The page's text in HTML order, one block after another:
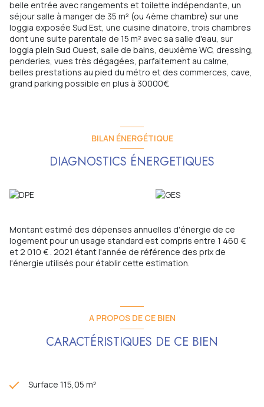
belle entrée avec rangements et toilette indépendante, un
séjour salle à manger de 35 m² (ou 4ème chambre) sur une
loggia exposée Sud Est, une cuisine dinatoire, trois chambres
dont une suite parentale de 15 m² avec sa salle d'eau, sur
loggia plein Sud Ouest, salle de bains, deuxième WC, dressing,
penderies, vues très dégagées, parfaitement au calme,
belles prestations au pied du métro et des commerces, cave,
grand parking possible en plus à 30000€.
BILAN ÉNERGÉTIQUE
DIAGNOSTICS ÉNERGETIQUES
Montant estimé des dépenses annuelles d'énergie de ce
logement pour un usage standard est compris entre 1 460 €
et 2 010 € . 2021 étant l'année de référence des prix de
l'énergie utilisés pour établir cette estimation.
A PROPOS DE CE BIEN
CARACTÉRISTIQUES DE CE BIEN
Surface 115,05 m²